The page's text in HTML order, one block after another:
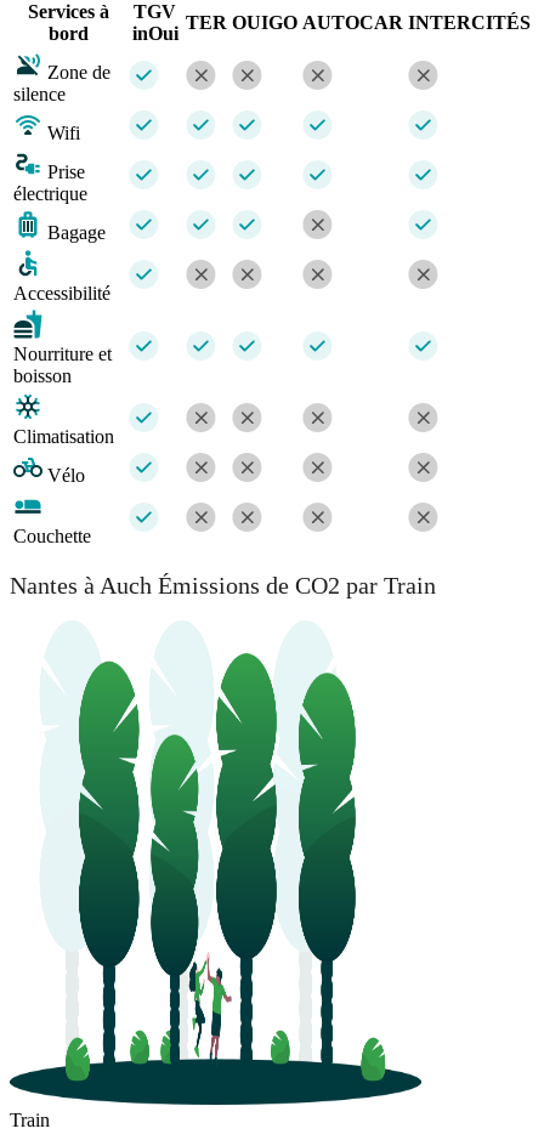
Services à
bord
TGV
inOui
TER OUIGO AUTOCAR INTERCITÉS
Zone de
silence
Wifi
Prise
électrique
Bagage
Accessibilité
Nourriture et
boisson
Climatisation
Vélo
Couchette
Nantes à Auch Émissions de CO2 par Train
Train